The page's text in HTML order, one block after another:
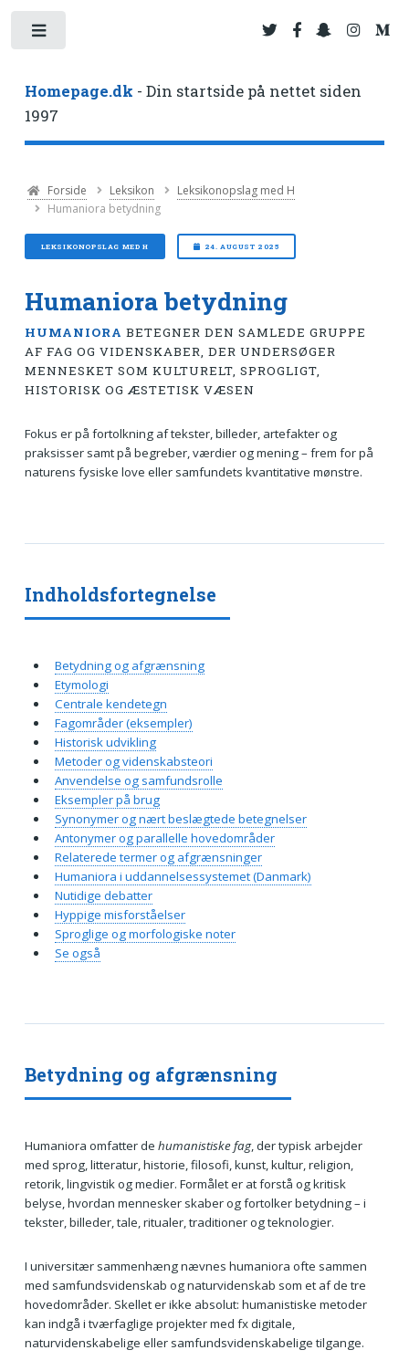
Homepage.dk - Din startside på nettet siden
1997
Forside Leksikon
Leksikonopslag med H
Humaniora betydning
LEKSIKONOPSLAG MED H 24. AUGUST 2025
Humaniora betydning
HUMANIORA BETEGNER DEN SAMLEDE GRUPPE
AF FAG OG VIDENSKABER, DER UNDERSØGER
MENNESKET SOM KULTURELT, SPROGLIGT,
HISTORISK OG ÆSTETISK VÆSEN
Fokus er på fortolkning af tekster, billeder, artefakter og
praksisser samt på begreber, værdier og mening – frem for på
naturens fysiske love eller samfundets kvantitative mønstre.
Betydning og afgrænsning
Humaniora omfatter de humanistiske fag, der typisk arbejder
med sprog, litteratur, historie, filosofi, kunst, kultur, religion,
retorik, lingvistik og medier. Formålet er at forstå og kritisk
belyse, hvordan mennesker skaber og fortolker betydning – i
tekster, billeder, tale, ritualer, traditioner og teknologier.
I universitær sammenhæng nævnes humaniora ofte sammen
med samfundsvidenskab og naturvidenskab som et af de tre
hovedområder. Skellet er ikke absolut: humanistiske metoder
kan indgå i tværfaglige projekter med fx digitale,
naturvidenskabelige eller samfundsvidenskabelige tilgange.
Indholdsfortegnelse
Betydning og afgrænsning
Etymologi
Centrale kendetegn
Fagområder (eksempler)
Historisk udvikling
Metoder og videnskabsteori
Anvendelse og samfundsrolle
Eksempler på brug
Synonymer og nært beslægtede betegnelser
Antonymer og parallelle hovedområder
Relaterede termer og afgrænsninger
Humaniora i uddannelsessystemet (Danmark)
Nutidige debatter
Hyppige misforståelser
Sproglige og morfologiske noter
Se også